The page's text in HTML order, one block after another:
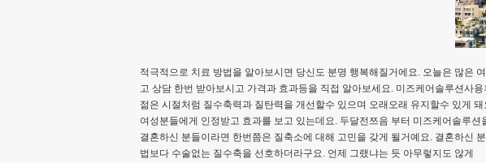
적극적으로 치료 방법을 알아보시면 당신도 분명 행복해질거에요. 오늘은 많은
고 상담 한번 받아보시고 가격과 효과등을 직접 알아보세요. 미즈케어솔루션사
젊은 시절처럼 질수축력과 질탄력을 개선할수 있으며 오래오래 유지할수 있게
여성분들에게 인정받고 효과를 보고 있는데요. 두달전쯔음 부터 미즈케어솔루
결혼하신 분들이라면 한번쯤은 질축소에 대해 고민을 갖게 될거예요. 결혼하신
법보다 수술없는 질수축을 선호하더라구요. 언제 그랬냐는 듯 아무렇지도 않게